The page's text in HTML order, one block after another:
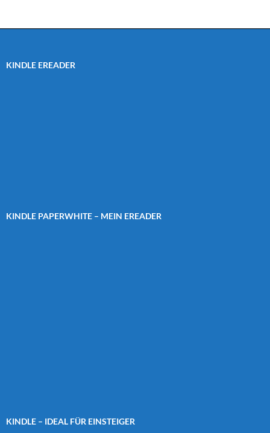
KINDLE EREADER
KINDLE PAPERWHITE – MEIN EREADER
KINDLE – IDEAL FÜR EINSTEIGER